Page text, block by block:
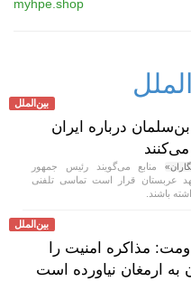
myhpe.shop
بین‌الملل
درباره ایران
منابع می‌گویند رئیس جمهور
عربستان قرار است تماسی تلفنی
باشند.
بین‌الملل
مذاکره امنیت را
به ارمغان نیاورده است